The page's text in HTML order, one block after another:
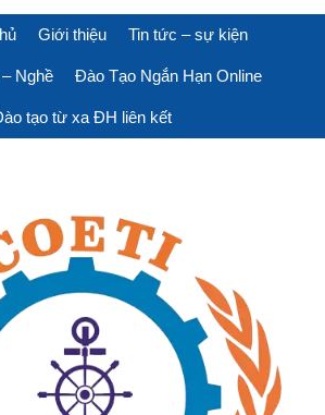
Giới thiệu Tin tức – sự kiện
Nghề Đào Tạo Ngắn Hạn Online
tạo từ xa ĐH liên kết